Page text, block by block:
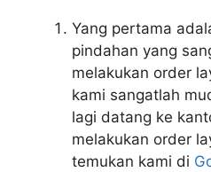
Yang pertama
pindahan yang
melakukan order
kami sangatlah
lagi datang ke
melakukan order
temukan kami di